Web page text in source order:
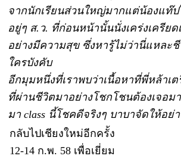
จากนักเรียนส่วนใหญ่มากแต่น้องแท๊ป
อยู่ๆ ส.ว. ที่ก่อนหน้านั้นนั่งเคร่งเครีย
อย่างมีความสุข ซึ่งหารู้ไม่ว่านี่แหละ
ใครบังคับ
อีกมุมหนึ่งที่เราพบว่าเนื้อหาที่พี่หล้าเ
ที่ผ่านชีวิตมาอย่างโชกโชนต้องเจอม
มา class นี้โชคดีจริงๆ บาบาจัดให้อย่
กลับไปเชียงใหม่อีกครั้ง
12-14 ก.พ. 58 เพื่อเยี่ยม